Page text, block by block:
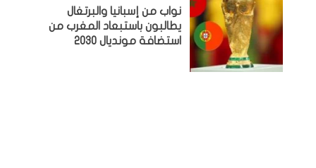
نواب من إسبانيا والبرتغال
يطالبون باستبعاد المغرب من
استضافة مونديال 2030